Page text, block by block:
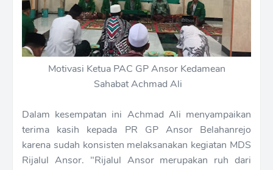
Motivasi Ketua PAC GP Ansor Kedamean
Sahabat Achmad Ali
Dalam kesempatan ini Achmad Ali menyampaikan
terima kasih kepada PR GP Ansor Belahanrejo
karena sudah konsisten melaksanakan kegiatan MDS
Rijalul Ansor. "Rijalul Ansor merupakan ruh dari